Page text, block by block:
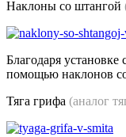
Наклоны со штангой
Благодаря
помощью наклонов
Тяга грифа (аналог